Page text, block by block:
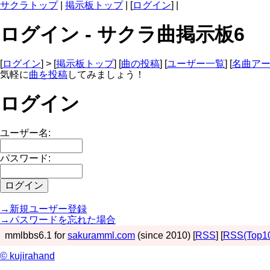
サクラトップ| 掲示板トップ| [ログイン] |
ログイン - サクラ曲掲示板6
[ログイン] > [掲示板トップ] [曲の投稿] [ユーザー一覧] [名曲ア
気軽に曲を投稿してみましょう！
ログイン
ユーザー名:
パスワード:
→新規ユーザー登録
→パスワードを忘れた場合
mmlbbs6.1 for sakuramml.com (since 2010) [RSS] [
© kujirahand